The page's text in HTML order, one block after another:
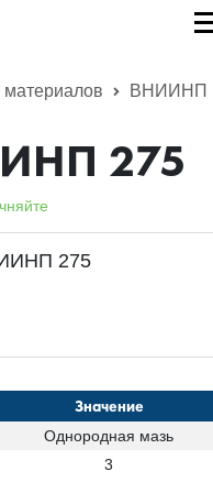
ВНИИНП
275
Значение
Однородная мазь
3